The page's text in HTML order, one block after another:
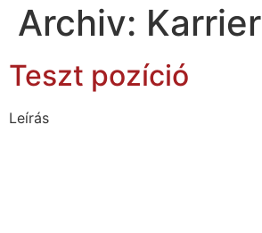
Archiv: Karrier
Teszt pozíció
Leírás